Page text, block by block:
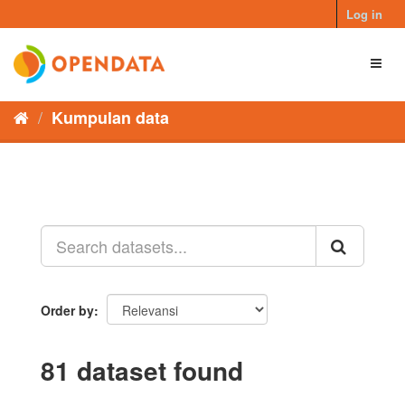
to
content
Log in
Kumpulan data
Order by
81 dataset found